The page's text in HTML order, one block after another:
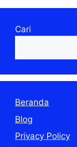
Cari
Beranda
Blog
Privacy Policy